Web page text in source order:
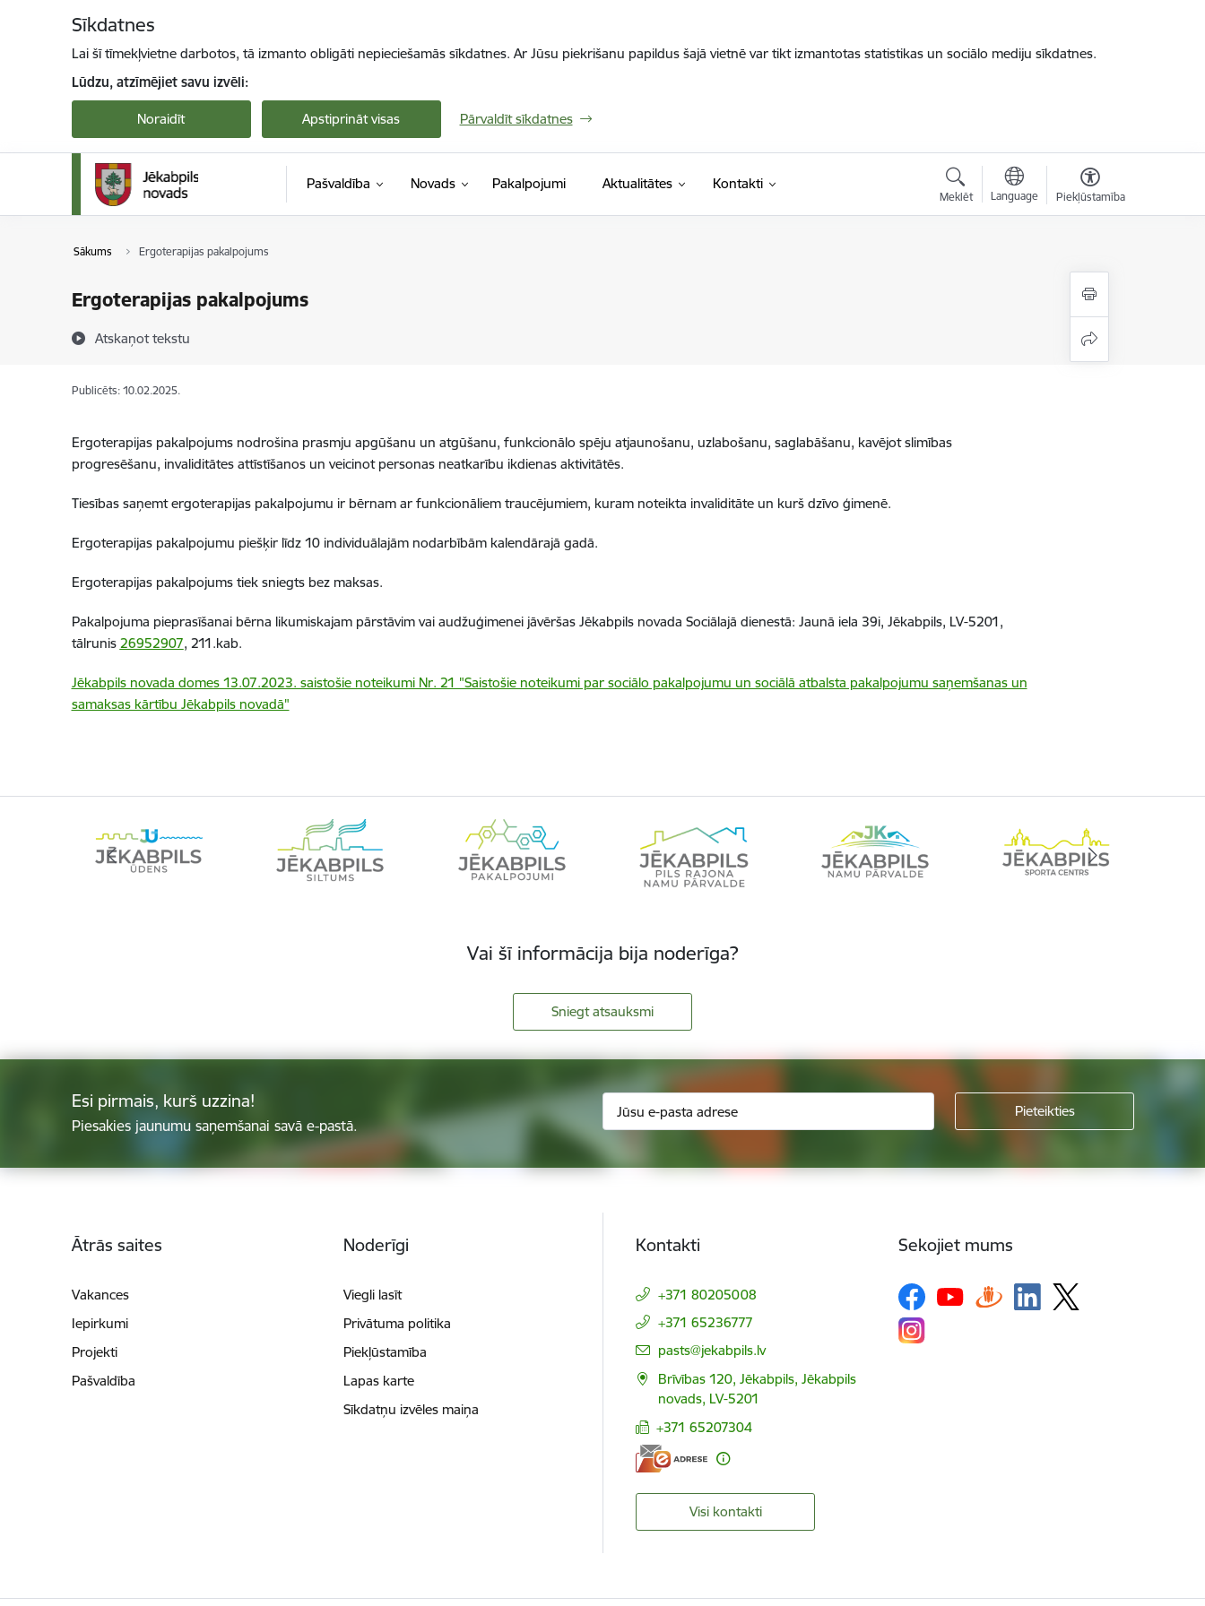
Sīkdatnes
Lai šī tīmekļvietne darbotos, tā izmanto obligāti nepieciešamās sīkdatnes. Ar Jūsu piekrišanu papildus šajā vietnē var tikt izmantotas statistikas un sociālo mediju sīkdatnes.
Lūdzu, atzīmējiet savu izvēli:
Noraidīt Apstiprināt visas Pārvaldīt sīkdatnes
Pašvaldība Novads Pakalpojumi Aktualitātes Kontakti
Meklēt Language Piekļūstamība
Sākums Ergoterapijas pakalpojums
Ergoterapijas pakalpojums
Atskaņot tekstu
Publicēts: 10.02.2025.
Ergoterapijas pakalpojums nodrošina prasmju apgūšanu un atgūšanu, funkcionālo spēju atjaunošanu, uzlabošanu, saglabāšanu, kavējot slimības
progresēšanu, invaliditātes attīstīšanos un veicinot personas neatkarību ikdienas aktivitātēs.
Tiesības saņemt ergoterapijas pakalpojumu ir bērnam ar funkcionāliem traucējumiem, kuram noteikta invaliditāte un kurš dzīvo ģimenē.
Ergoterapijas pakalpojumu piešķir līdz 10 individuālajām nodarbībām kalendārajā gadā.
Ergoterapijas pakalpojums tiek sniegts bez maksas.
Pakalpojuma pieprasīšanai bērna likumiskajam pārstāvim vai audžuģimenei jāvēršas Jēkabpils novada Sociālajā dienestā: Jaunā iela 39i, Jēkabpils, LV-5201,
tālrunis 26952907, 211.kab.
Jēkabpils novada domes 13.07.2023. saistošie noteikumi Nr. 21 "Saistošie noteikumi par sociālo pakalpojumu un sociālā atbalsta pakalpojumu saņemšanas un
samaksas kārtību Jēkabpils novadā"
Vai šī informācija bija noderīga?
Sniegt atsauksmi
Esi pirmais, kurš uzzina!
Piesakies jaunumu saņemšanai savā e-pastā.
Ātrās saites
Vakances
Iepirkumi
Projekti
Pašvaldība
Noderīgi
Viegli lasīt
Privātuma politika
Piekļūstamība
Lapas karte
Sīkdatņu izvēles maiņa
Kontakti
+371 80205008
+371 65236777
E-pasts:
pasts@jekabpils.lv
Brīvības 120, Jēkabpils, Jēkabpils
novads, LV-5201
+371 65207304
Visi kontakti
Sekojiet mums